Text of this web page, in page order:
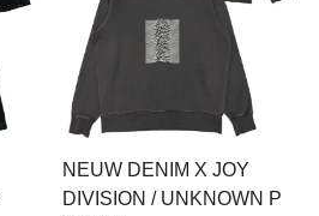
NEUW DENIM X JOY
DIVISION / UNKNOWN P